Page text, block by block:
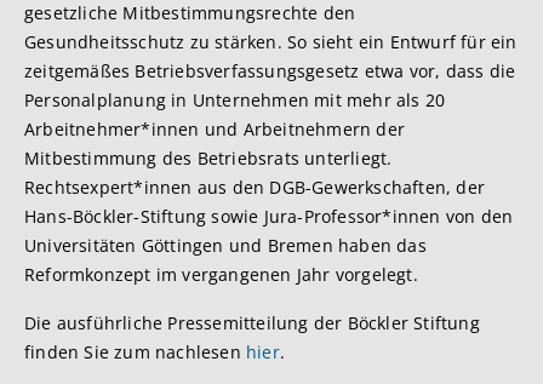
gesetzliche Mitbestimmungsrechte den
Gesundheitsschutz zu stärken. So sieht ein Entwurf für ein
zeitgemäßes Betriebsverfassungsgesetz etwa vor, dass die
Personalplanung in Unternehmen mit mehr als 20
Arbeitnehmer*innen und Arbeitnehmern der
Mitbestimmung des Betriebsrats unterliegt.
Rechtsexpert*innen aus den DGB-Gewerkschaften, der
Hans-Böckler-Stiftung sowie Jura-Professor*innen von den
Universitäten Göttingen und Bremen haben das
Reformkonzept im vergangenen Jahr vorgelegt.
Die ausführliche Pressemitteilung der Böckler Stiftung
finden Sie zum nachlesen hier.